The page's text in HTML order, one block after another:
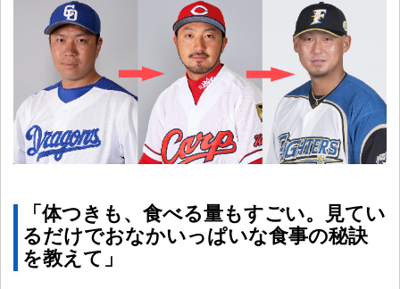
「体つきも、食べる量もすごい。見てい
るだけでおなかいっぱいな食事の秘訣
を教えて」